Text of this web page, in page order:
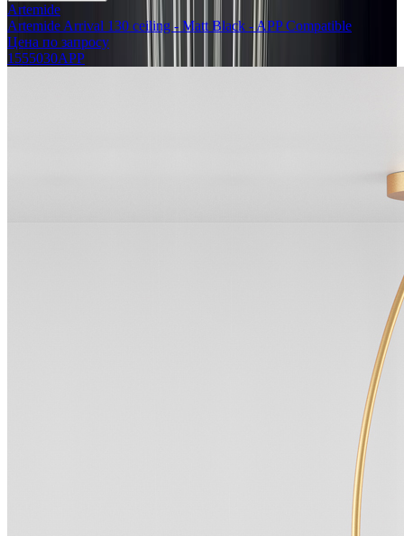
Artemide
Artemide Arrival 130 ceiling - Matt Black - APP Compatible
Цена по запросу
1555030APP